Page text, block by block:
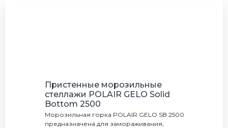
Пристенные морозильные
стеллажи POLAIR GELO Solid
Bottom 2500
Морозильная горка POLAIR GELO SB 2500
предназначена для замораживания,